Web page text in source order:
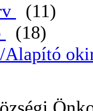
(11)
(18)
Alapító